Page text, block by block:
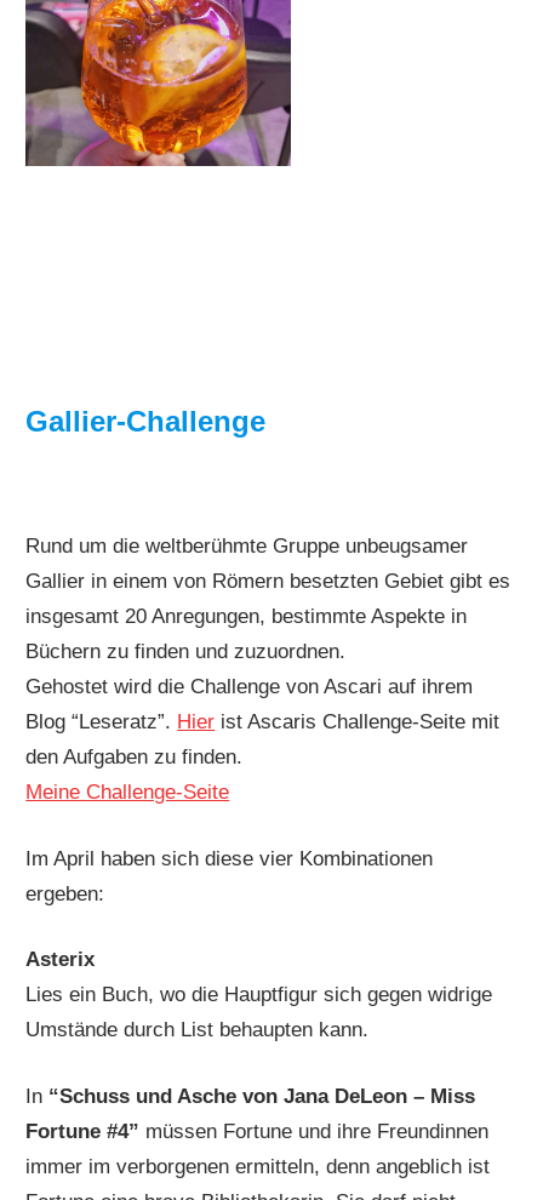
Gallier-Challenge
Rund um die weltberühmte Gruppe unbeugsamer
Gallier in einem von Römern besetzten Gebiet gibt es
insgesamt 20 Anregungen, bestimmte Aspekte in
Büchern zu finden und zuzuordnen.
Gehostet wird die Challenge von Ascari auf ihrem
Blog “Leseratz”. Hier ist Ascaris Challenge-Seite mit
den Aufgaben zu finden.
Meine Challenge-Seite
Im April haben sich diese vier Kombinationen
ergeben:
Asterix
Lies ein Buch, wo die Hauptfigur sich gegen widrige
Umstände durch List behaupten kann.
In “Schuss und Asche von Jana DeLeon – Miss
Fortune #4” müssen Fortune und ihre Freundinnen
immer im verborgenen ermitteln, denn angeblich ist